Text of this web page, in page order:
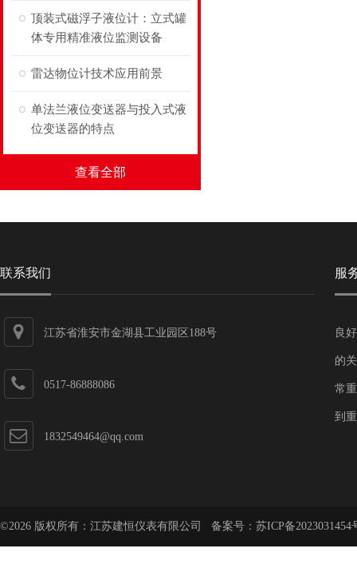
顶装式磁浮子液位计：立式罐
体专用精准液位监测设备
雷达物位计技术应用前景
单法兰液位变送器与投入式液
位变送器的特点
查看全部
联系我们
江苏省淮安市金湖县工业园区188号
0517-86888086
1832549464@qq.com
服
良
的
常
到
©2026 版权所有：江苏建恒仪表有限公司 备案号： 苏ICP备2023031454